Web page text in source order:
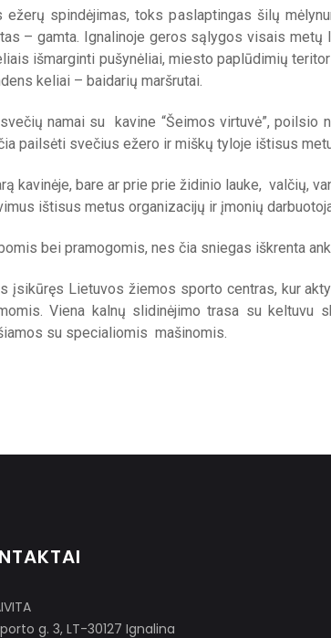
spindėjimas, toks paslaptingas šilų
– gamta. Ignalinoje geros sąlygos visais
išmarginti pušynėliai, miesto paplūdimių
keliai – baidarių maršrutai.
namai su kavine “Šeimos virtuvė”,
pailsėti svečius ežero ir miškų tyloje ištisus
kavinėje, bare ar prie prie židinio lauke, valčių,
ištisus metus organizacijų ir įmonių
bei pramogomis, nes čia sniegas iškrenta
įsikūręs Lietuvos žiemos sporto centras, kur
Viena kalnų slidinėjimo trasa su keltuvu
su specialiomis mašinomis.
g. 3, LT-30127 Ignalina